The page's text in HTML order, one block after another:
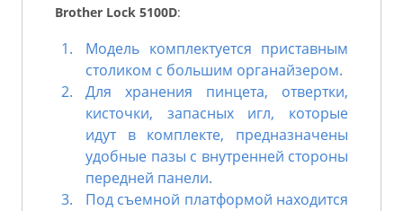
Brother Lock 5100D:
Модель комплектуется приставным
столиком с большим органайзером.
Для хранения пинцета, отвертки,
кисточки, запасных игл, которые
идут в комплекте, предназначены
удобные пазы с внутренней стороны
передней панели.
Под съемной платформой находится